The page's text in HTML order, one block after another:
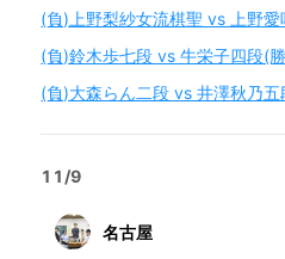
(負)上野梨紗女流棋聖 vs 上野
(負)鈴木歩七段 vs 牛栄子四段(
(負)大森らん二段 vs 井澤秋乃五
11/9
名古屋